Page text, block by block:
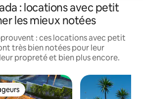
: locations avec petit
les mieux notées
: ces locations avec petit
très bien notées pour leur
propreté et bien plus encore.